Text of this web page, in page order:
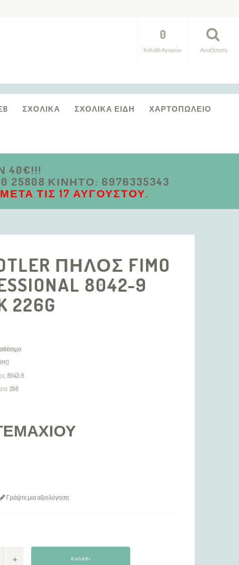
Αναζήτηση
0
Καλάθι Αγορών
ΣΧΟΛΙΚΆ ΣΧΟΛΙΚΆ ΕΊΔΗ ΧΑΡΤΟΠΩΛΕΊΟ
40€!!!
ΚΙΝΗΤΌ: 6976335343
ΤΙΣ 17 ΑΥΓΟΎΣΤΟΥ.
ΠΗΛΟΣ FIMO
8042-9
226G
8042-9
296
Γράψτε μια αξιολόγηση
Καλάθι